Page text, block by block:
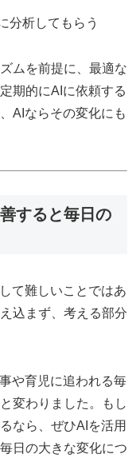
分析してもらう
ムを前提に、最適な
期的にAIに依頼する
AIならその変化にも
すると毎日の
て難しいことではあ
込まず、考える部分
や育児に追われる毎
変わりました。もし
なら、ぜひAIを活用
日の大きな変化につ